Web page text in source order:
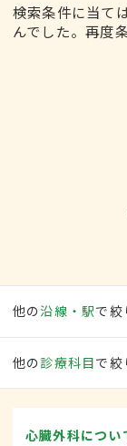
検索条件に当て
んでした。再度
他の沿線・駅で絞
他の 診療科目で絞
心臓外科につい